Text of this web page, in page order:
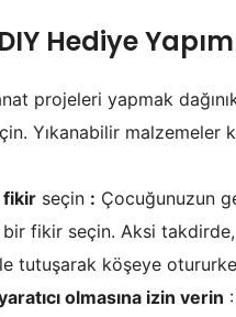
Hediye
projeleri yapmak
Yıkanabilir malzemeler
fikir seçin : Çocuğunuzun
fikir seçin. Aksi
tutuşarak köşeye
olmasına izin verin